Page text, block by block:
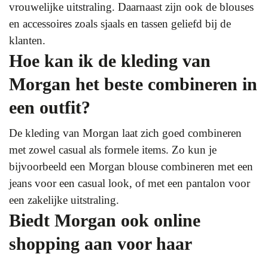
vrouwelijke uitstraling. Daarnaast zijn ook de blouses
en accessoires zoals sjaals en tassen geliefd bij de
klanten.
Hoe kan ik de kleding van
Morgan het beste combineren in
een outfit?
De kleding van Morgan laat zich goed combineren
met zowel casual als formele items. Zo kun je
bijvoorbeeld een Morgan blouse combineren met een
jeans voor een casual look, of met een pantalon voor
een zakelijke uitstraling.
Biedt Morgan ook online
shopping aan voor haar